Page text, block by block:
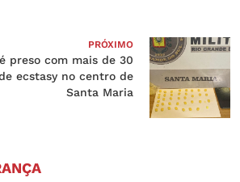
PRÓXIMO
preso com mais de 30
ecstasy no centro de
Santa Maria